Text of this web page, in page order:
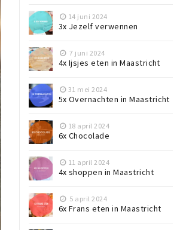
14 juni 2024
3x Jezelf verwennen
7 juni 2024
4x Ijsjes eten in Maastricht
31 mei 2024
5x Overnachten in Maastricht
18 april 2024
6x Chocolade
11 april 2024
4x shoppen in Maastricht
5 april 2024
6x Frans eten in Maastricht